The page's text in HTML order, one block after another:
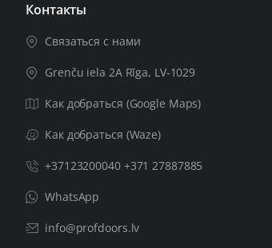
Контакты
Связаться с нами
Grenču iela 2A Rīga, LV-1029
Как добраться (Google Maps)
Как добраться (Waze)
+37123200040 +371 27887885
WhatsApp
info@profdoors.lv